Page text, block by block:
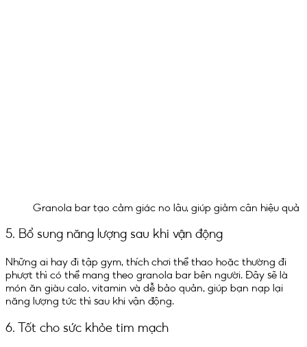
Granola bar tạo cảm giác no lâu, giúp giảm cân hiệu quả
5. Bổ sung năng lượng sau khi vận động
Những ai hay đi tập gym, thích chơi thể thao hoặc thường đi
phượt thì có thể mang theo granola bar bên người. Đây sẽ là
món ăn giàu calo, vitamin và dễ bảo quản, giúp bạn nạp lại
năng lượng tức thì sau khi vận động.
6. Tốt cho sức khỏe tim mạch